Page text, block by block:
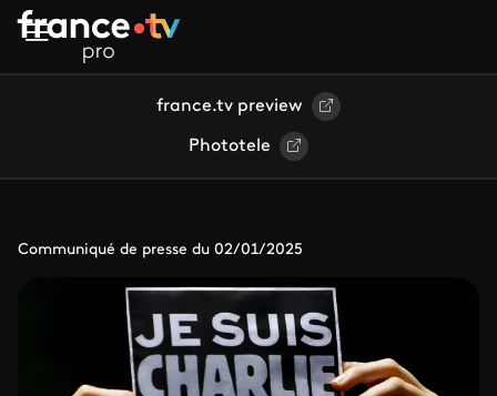
Aller au contenu principal
france.tv preview
Phototele
Communiqué de presse du 02/01/2025